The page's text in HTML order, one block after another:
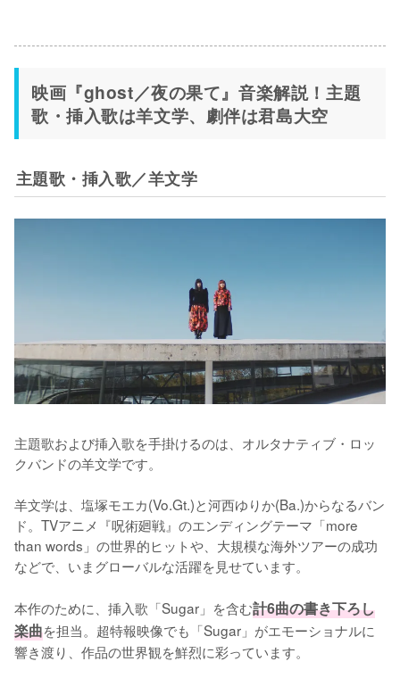
映画『ghost／夜の果て』音楽解説！主題
歌・挿入歌は羊文学、劇伴は君島大空
主題歌・挿入歌／羊文学
主題歌および挿入歌を手掛けるのは、オルタナティブ・ロッ
クバンドの羊文学です。
羊文学は、塩塚モエカ(Vo.Gt.)と河西ゆりか(Ba.)からなるバン
ド。TVアニメ『呪術廻戦』のエンディングテーマ「more
than words」の世界的ヒットや、大規模な海外ツアーの成功
などで、いまグローバルな活躍を見せています。
本作のために、挿入歌「Sugar」を含む計6曲の書き下ろし
楽曲を担当。超特報映像でも「Sugar」がエモーショナルに
響き渡り、作品の世界観を鮮烈に彩っています。